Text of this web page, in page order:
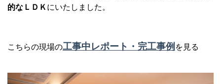
的なＬＤＫ にいたしました。
こちらの現場の工事中レポート・完工事例 を見る